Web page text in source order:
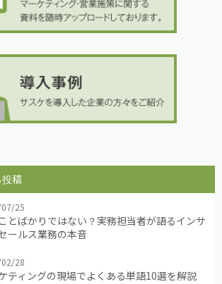
稿
25
とばかりではない？実務担当者が語るインサ
ールス業務の本音
28
ティングの現場でよくある単語10選を解説